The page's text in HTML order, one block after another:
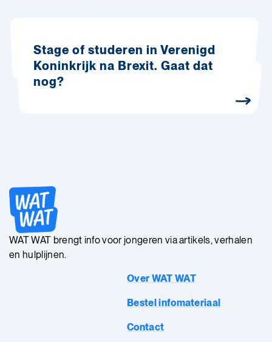
Stage of studeren in Verenigd
Koninkrijk na Brexit. Gaat dat
nog?
WAT WAT brengt info voor jongeren via artikels, verhalen
en hulplijnen.
Over WAT WAT
Bestel infomateriaal
Contact